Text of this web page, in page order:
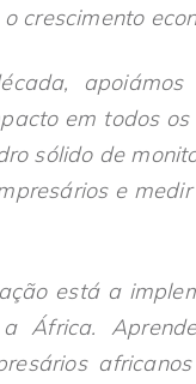
crescimento
em todos
sólido de
e
está a
África.